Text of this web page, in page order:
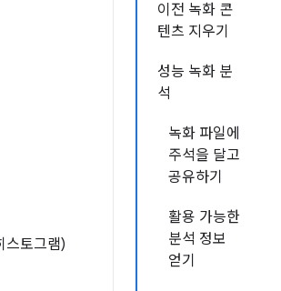
이전 녹화 콘
텐츠 지우기
성능 녹화 분
석
녹화 파일에
주석을 달고
공유하기
활용 가능한
분석 정보
얻기
스토그램)